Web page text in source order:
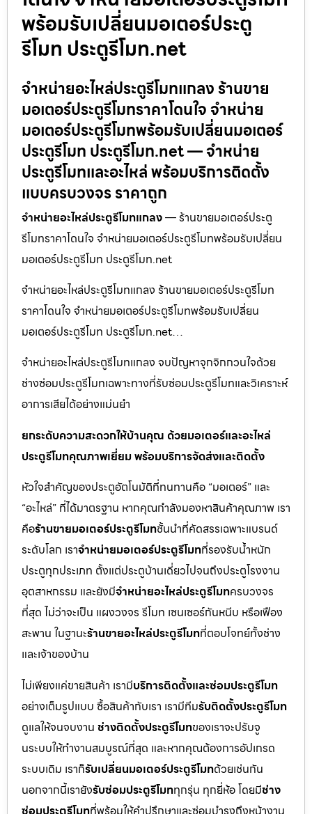
พร้อมรับเปลี่ยนมอเตอร์ประตู
รีโมท ประตูรีโมท.net
จำหน่ายอะไหล่ประตูรีโมทแกลง ร้านขาย
มอเตอร์ประตูรีโมทราคาโดนใจ จำหน่าย
มอเตอร์ประตูรีโมทพร้อมรับเปลี่ยนมอเตอร์
ประตูรีโมท ประตูรีโมท.net — จำหน่าย
ประตูรีโมทและอะไหล่ พร้อมบริการติดตั้ง
แบบครบวงจร ราคาถูก
จำหน่ายอะไหล่ประตูรีโมทแกลง— ร้านขายมอเตอร์ประตู
รีโมทราคาโดนใจ จำหน่ายมอเตอร์ประตูรีโมทพร้อมรับเปลี่ยน
มอเตอร์ประตูรีโมท ประตูรีโมท.net
จำหน่ายอะไหล่ประตูรีโมทแกลง ร้านขายมอเตอร์ประตูรีโมท
ราคาโดนใจ จำหน่ายมอเตอร์ประตูรีโมทพร้อมรับเปลี่ยน
มอเตอร์ประตูรีโมท ประตูรีโมท.net…
จำหน่ายอะไหล่ประตูรีโมทแกลง จบปัญหาจุกจิกกวนใจด้วย
ช่างซ่อมประตูรีโมทเฉพาะทางที่รับซ่อมประตูรีโมทและวิเคราะห์
อาการเสียได้อย่างแม่นยำ
ยกระดับความสะดวกให้บ้านคุณ ด้วยมอเตอร์และอะไหล่
ประตูรีโมทคุณภาพเยี่ยม พร้อมบริการจัดส่งและติดตั้ง
หัวใจสำคัญของประตูอัตโนมัติที่ทนทานคือ “มอเตอร์” และ
“อะไหล่” ที่ได้มาตรฐาน หากคุณกำลังมองหาสินค้าคุณภาพ เรา
คือร้านขายมอเตอร์ประตูรีโมทชั้นนำที่คัดสรรเฉพาะแบรนด์
ระดับโลก เราจำหน่ายมอเตอร์ประตูรีโมทที่รองรับน้ำหนัก
ประตูทุกประเภท ตั้งแต่ประตูบ้านเดี่ยวไปจนถึงประตูโรงงาน
อุตสาหกรรม และยังมีจำหน่ายอะไหล่ประตูรีโมทครบวงจร
ที่สุด ไม่ว่าจะเป็น แผงวงจร รีโมท เซนเซอร์กันหนีบ หรือเฟือง
สะพาน ในฐานะร้านขายอะไหล่ประตูรีโมทที่ตอบโจทย์ทั้งช่าง
และเจ้าของบ้าน
ไม่เพียงแค่ขายสินค้า เรามีบริการติดตั้งและซ่อมประตูรีโมท
อย่างเต็มรูปแบบ ซื้อสินค้ากับเรา เรามีทีมรับติดตั้งประตูรีโมท
ดูแลให้จนจบงาน ช่างติดตั้งประตูรีโมทของเราจะปรับจู
นระบบให้ทำงานสมบูรณ์ที่สุด และหากคุณต้องการอัปเกรด
ระบบเดิม เราก็รับเปลี่ยนมอเตอร์ประตูรีโมทด้วยเช่นกัน
นอกจากนี้เรายังรับซ่อมประตูรีโมททุกรุ่น ทุกยี่ห้อ โดยมีช่าง